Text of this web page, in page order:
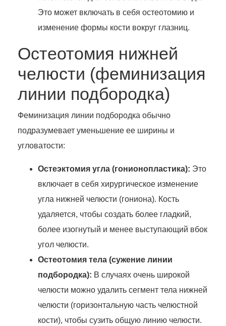
Это может включать в себя остеотомию и
изменение формы кости вокруг глазниц.
Остеотомия нижней
челюсти (феминизация
линии подбородка)
Феминизация линии подбородка обычно
подразумевает уменьшение ее ширины и
угловатости:
Остеэктомия угла (гонионопластика): Это
включает в себя хирургическое изменение
угла нижней челюсти (гониона). Кость
удаляется, чтобы создать более гладкий,
более изогнутый и менее выступающий вбок
угол челюсти.
Остеотомия тела (сужение линии
подбородка): В случаях очень широкой
челюсти можно удалить сегмент тела нижней
челюсти (горизонтальную часть челюстной
кости), чтобы сузить общую линию челюсти.